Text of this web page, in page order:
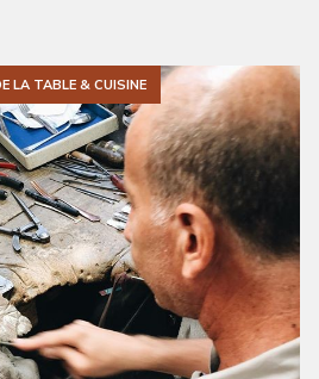
LA TABLE & CUISINE